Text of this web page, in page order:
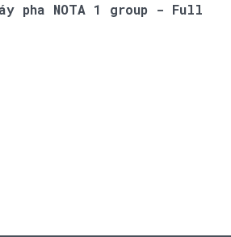
pha NOTA 1 group - Full